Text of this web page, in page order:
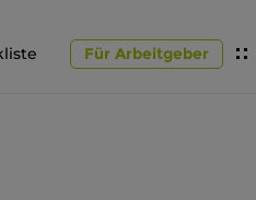
Für Arbeitgeber